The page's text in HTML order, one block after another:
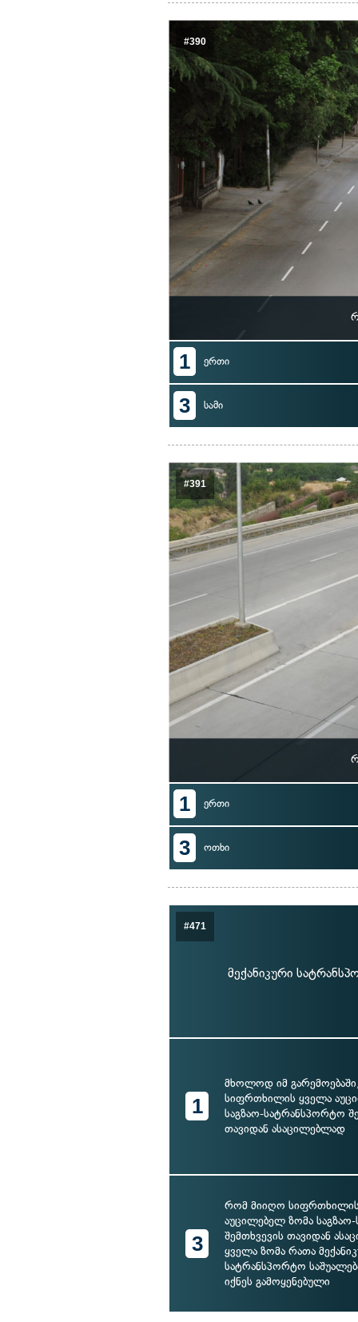
#390
1 ერთი
3 სამი
#391
1 ერთი
3 ოთხი
#471
მექანიკური
1
მხოლოდ იმ
სიფრთხილის ყველა
საგზაო-სატრანსპორტო
თავიდან ასაცილებლად
3
რომ მიიღო
აუცილებელ ზომა
შემთხვევის თავიდან
ყველა ზომა რათა
სატრანსპორტო
იქნეს გამოყენებული